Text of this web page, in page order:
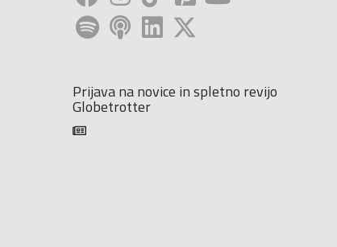
Prijava na novice in spletno revijo
Globetrotter